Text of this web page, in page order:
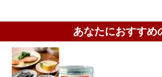
あなたにおすすめ